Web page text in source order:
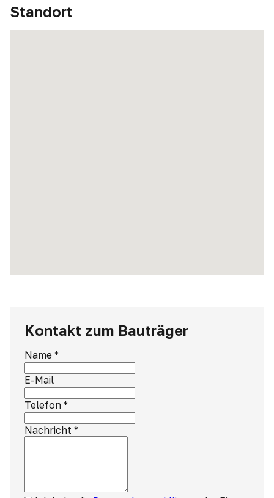
Standort
Kontakt zum Bauträger
Name *
E-Mail
Telefon *
Nachricht *